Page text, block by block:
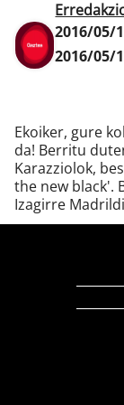
2016/05/
2016/05/
Ekoiker, gure
da! Berritu
Karazziolok,
the new black'.
Izagirre